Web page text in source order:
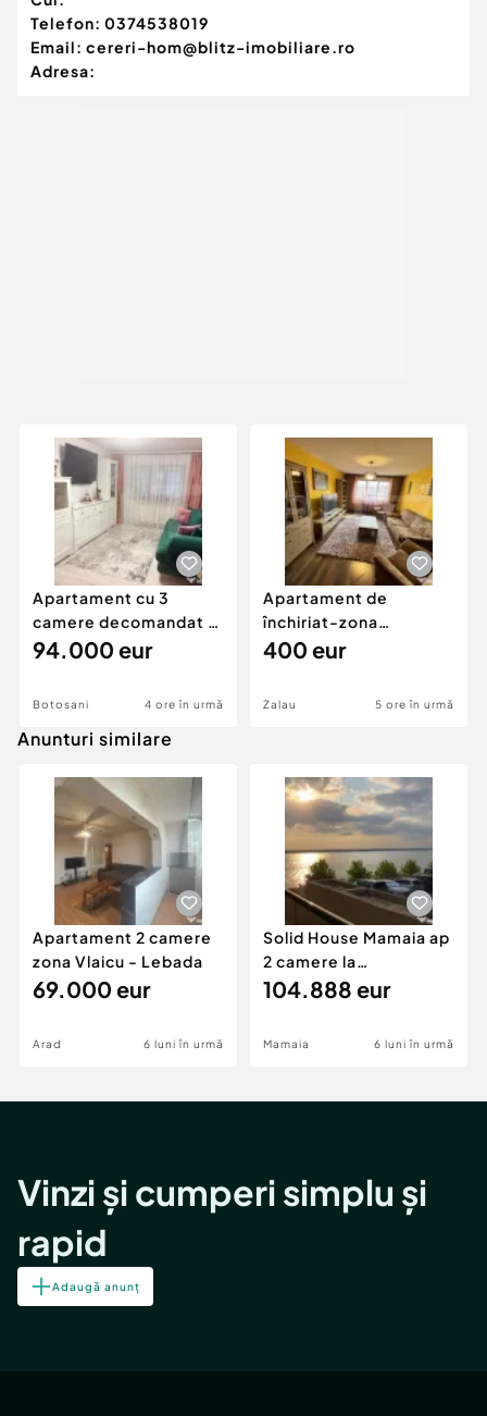
Telefon: 0374538019
Email: cereri-hom@blitz-imobiliare.ro
Adresa:
Apartament cu 3
camere decomandat -
renovat - Bucovina -
94.000 eur
Botosani 4 ore în urmă
Apartament de
închiriat-zona
ultracentrală
400 eur
Zalau 5 ore în urmă
Anunturi similare
Apartament 2 camere
zona Vlaicu - Lebada
69.000 eur
Arad 6 luni în urmă
Solid House Mamaia ap
2 camere la
cheie,langa Mega
104.888 eur
Mamaia 6 luni în urmă
Vinzi și cumperi simplu și
rapid
Adaugă anunț